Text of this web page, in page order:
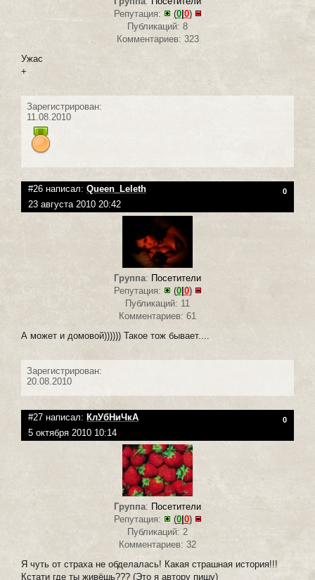
Репутация:
(0|0)
Публикаций: 8
Комментариев: 323
Ужас
+
Зарегистрирован:
11.08.2010
#26 написал: Queen_Leleth 0
23 августа 2010 20:42
Группа: Посетители
Репутация:
(0| 0)
Публикаций: 11
Комментариев: 61
А может и домовой)))))) Такое тож бывает....
Зарегистрирован:
20.08.2010
#27 написал: КлУбНиЧкА 0
5 октября 2010 10:14
Группа: Посетители
Репутация:
(0| 0)
Публикаций: 2
Комментариев: 32
Я чуть от страха не обделалась! Какая страшная история!!!
Кстати где ты живёшь??? (Это я автору пишу)